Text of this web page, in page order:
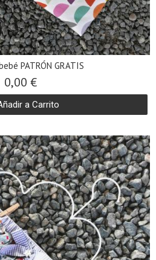
PATRÓN GRATIS
0,00 €
a Carrito